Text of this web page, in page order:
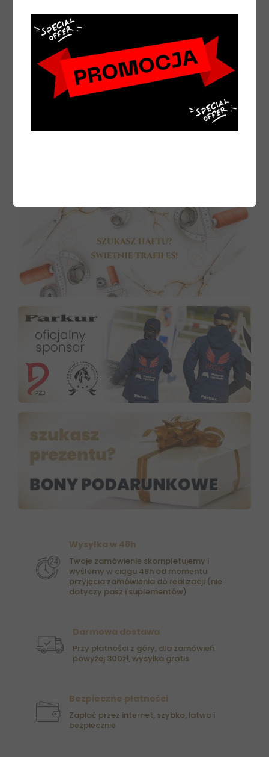
Pianka czyszcząca do kamizelek
Effol HEY Airbag Activ Cleaner
Wysyłka w 48h
Twoje zamówienie skompletujemy i
wyślemy w ciągu 48h od momentu
przyjęcia zamówienia do realizacji (nie
dotyczy pasz i suplementów)
Darmowa dostawa
Przy płatności z góry, dla zamówień
powyżej 300zł, wysyłka gratis
Bezpieczne płatności
Zapłać przez internet, szybko, łatwo i
bezpiecznie